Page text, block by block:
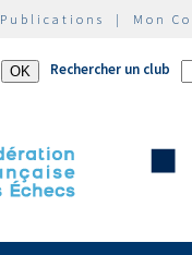
Publications | Mon
Rechercher un club